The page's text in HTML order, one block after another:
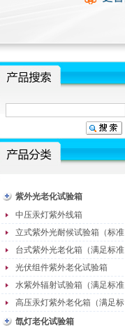
紫外光老化试验箱
中压汞灯紫外线箱
立式紫外光耐候试验箱（标准
型）
台式紫外光老化箱（满足标准
GB/T16776）
光伏组件紫外老化试验箱
水紫外辐射试验箱（满足标准
JC485-1992）
高压汞灯紫外老化箱（满足标
准GB/T16777）
氙灯老化试验箱